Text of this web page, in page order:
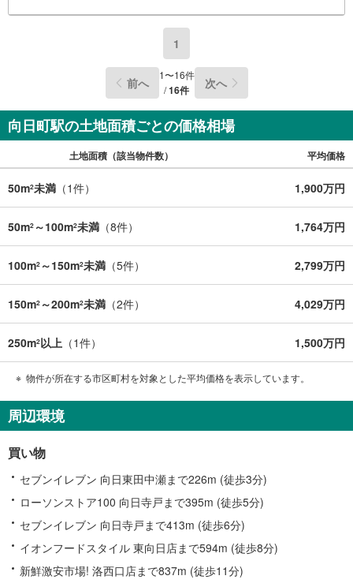
る
1
前へ 1〜16件
/16件 次へ
向日町駅の土地面積ごとの価格相場
土地面積（該当物件数） 平均価格
50m2未満 （1件） 1,900万円
50m2 ～100m2未満 （8件） 1,764万円
100m2 ～150m2未満 （5件） 2,799万円
150m2 ～200m2未満 （2件） 4,029万円
250m2以上 （1件） 1,500万円
物件が所在する市区町村を対象とした平均価格を表示しています。
周辺環境
買い物
セブンイレブン 向日東田中瀬まで226m (徒歩3分)
ローソンストア100 向日寺戸まで395m (徒歩5分)
セブンイレブン 向日寺戸まで413m (徒歩6分)
イオンフードスタイル 東向日店まで594m (徒歩8分)
新鮮激安市場! 洛西口店まで837m (徒歩11分)